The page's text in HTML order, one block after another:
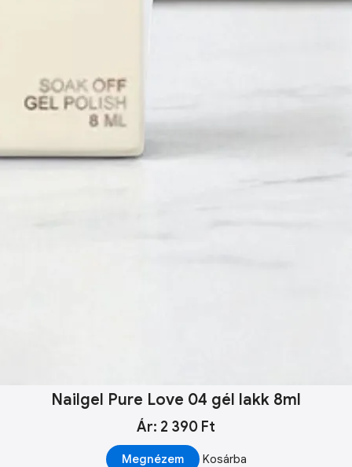
Nailgel Pure Love 04 gél lakk 8ml
Ár: 2 390 Ft
Megnézem Kosárba